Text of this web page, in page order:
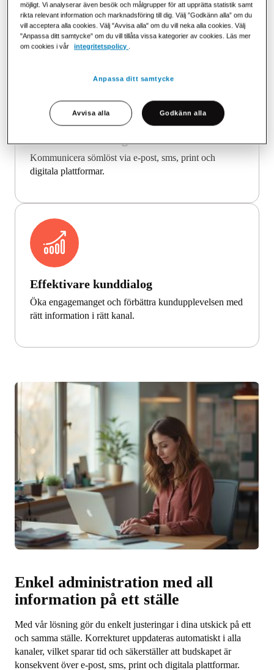
Personligt och målgruppsanpassat
Skräddarsy budskap efter kundens behov och beteende
Kommunicera sömlöst via e-post, sms, print och
digitala plattformar.
Effektivare kunddialog
Öka engagemanget och förbättra kundupplevelsen med
rätt information i rätt kanal.
Enkel administration med all
information på ett ställe
Med vår lösning gör du enkelt justeringar i dina utskick på ett
och samma ställe. Korrekturet uppdateras automatiskt i alla
kanaler, vilket sparar tid och säkerställer att budskapet är
konsekvent över e-post, sms, print och digitala plattformar.
möjligt. Vi analyserar även besök och målgrupper för att upprätta statistik samt
rikta relevant information och marknadsföring till dig. Välj ”Godkänn alla” om du
vill acceptera alla cookies. Välj "Avvisa alla" om du vill neka alla cookies. Välj
"Anpassa ditt samtycke" om du vill tillåta vissa kategorier av cookies. Läs mer
om cookies i vår
integritetspolicy .
Anpassa ditt samtycke
Avvisa alla Godkänn alla